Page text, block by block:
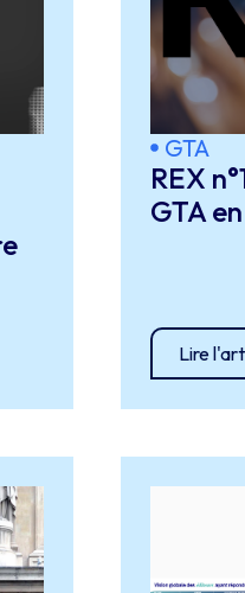
GTA
REX
GTA
Lire